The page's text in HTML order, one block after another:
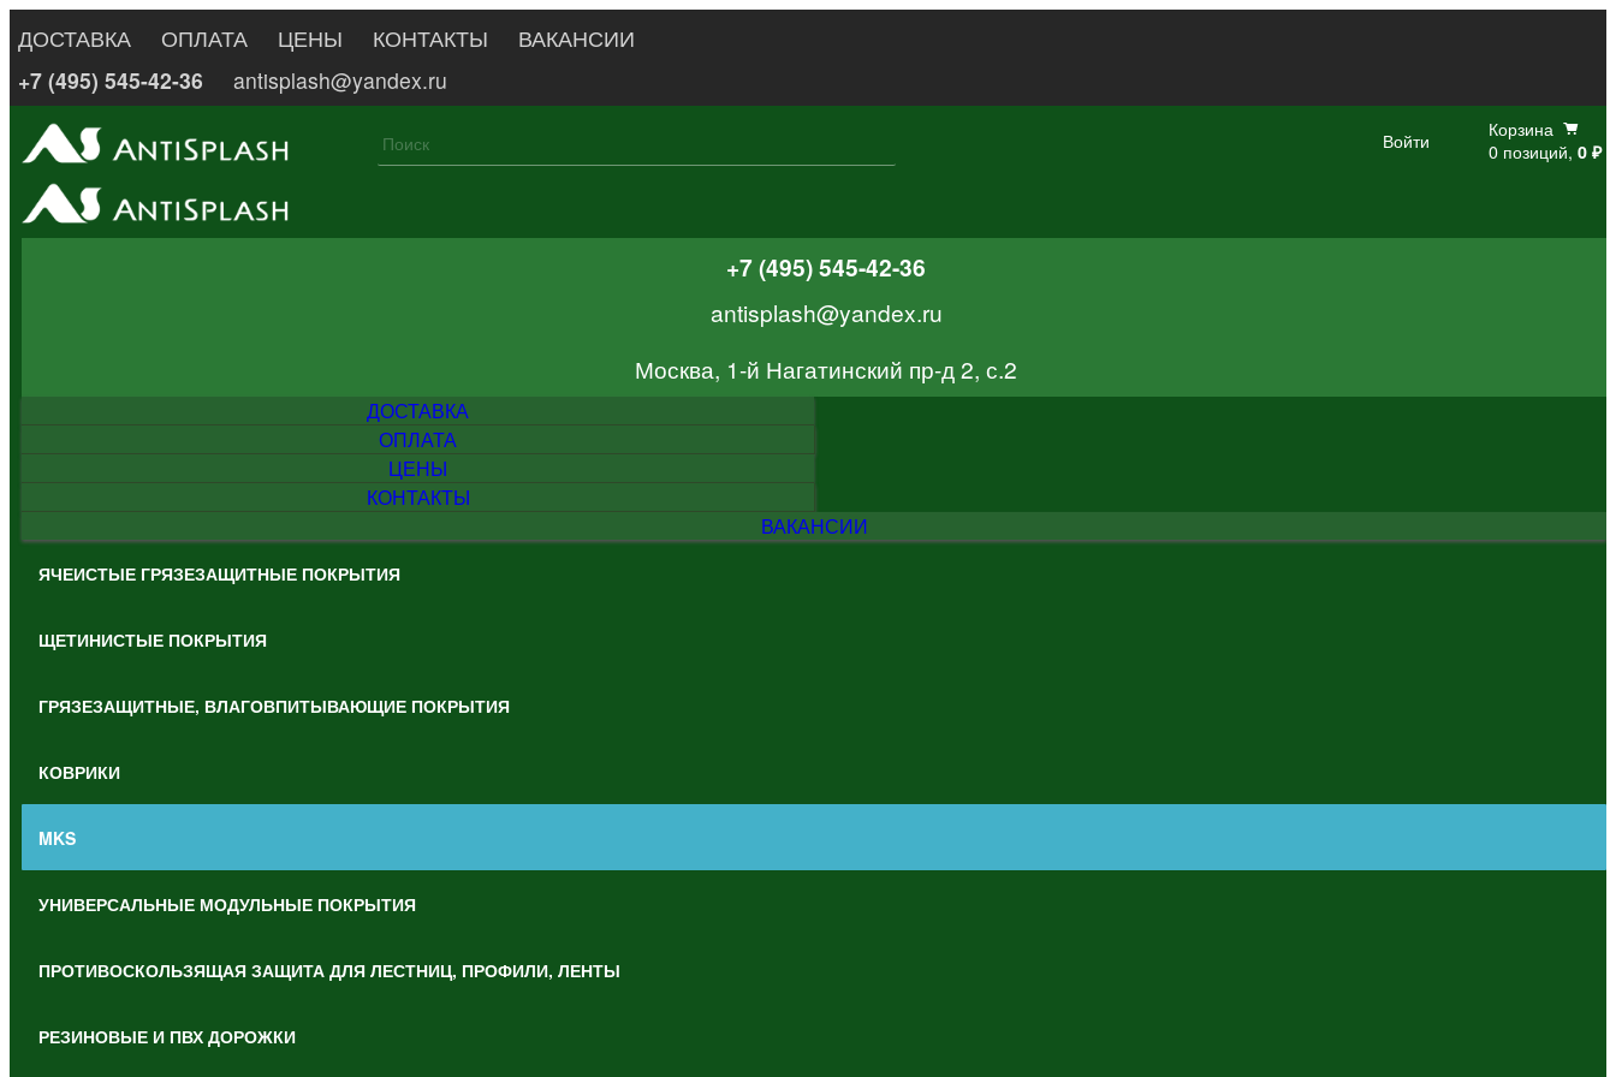
ДОСТАВКА ОПЛАТА ЦЕНЫ КОНТАКТЫ
ВАКАНСИИ
+7 (495) 545-42-36
antisplash@yandex.ru
Войти
Корзина
0 позиций, 0 ₽
+7 (495) 545-42-36
antisplash@yandex.ru
Москва, 1-й Нагатинский пр-д 2, с.2
ДОСТАВКА
ОПЛАТА
ЦЕНЫ
КОНТАКТЫ
ВАКАНСИИ
ЯЧЕИСТЫЕ ГРЯЗЕЗАЩИТНЫЕ ПОКРЫТИЯ
ЩЕТИНИСТЫЕ ПОКРЫТИЯ
ГРЯЗЕЗАЩИТНЫЕ, ВЛАГОВПИТЫВАЮЩИЕ ПОКРЫТИЯ
КОВРИКИ
MKS
УНИВЕРСАЛЬНЫЕ МОДУЛЬНЫЕ ПОКРЫТИЯ
ПРОТИВОСКОЛЬЗЯЩАЯ ЗАЩИТА ДЛЯ ЛЕСТНИЦ, ПРОФИЛИ, ЛЕНТЫ
РЕЗИНОВЫЕ И ПВХ ДОРОЖКИ